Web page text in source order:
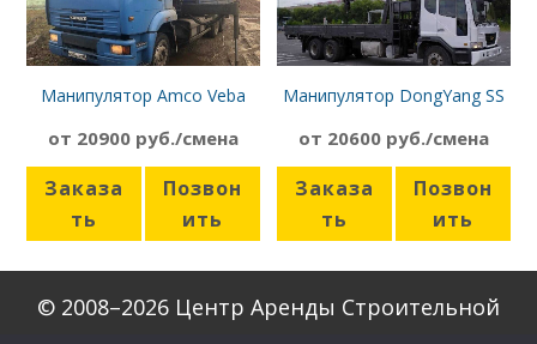
Манипулятор Amco Veba
от 20900 руб./смена
Заказа
ть
Позвон
ить
Манипулятор DongYang SS
от 20600 руб./смена
Заказа
ть
Позвон
ить
© 2008–2026 Центр Аренды Строительной